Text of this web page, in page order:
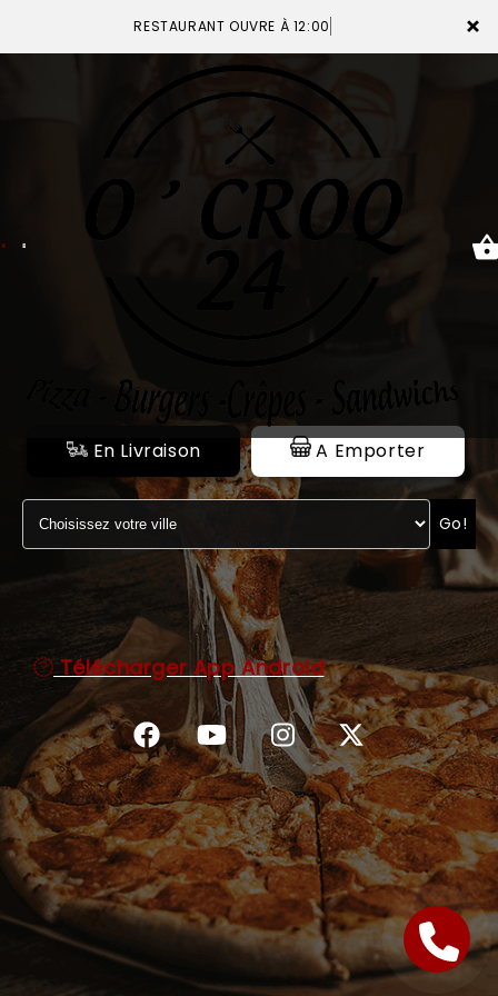
×
RESTAURANT OUVRE À 12:00
NOTRE RESTAURANT
VOS AVIS
MENTIONS LÉGALES
C.G.V
En Livraison A Emporter
Go!
Télécharger App Android